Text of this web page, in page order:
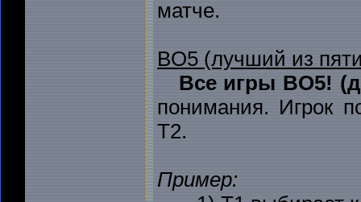
матче.
BO5 (лучший из
Все игры BO5!
понимания. Игрок
Т2.
Пример: